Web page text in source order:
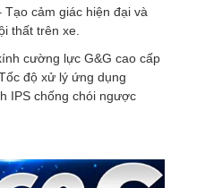
cảm giác hiện đại và
thất trên xe.
cường lực G&G cao cấp
độ xử lý ứng dụng
IPS chống chói ngược